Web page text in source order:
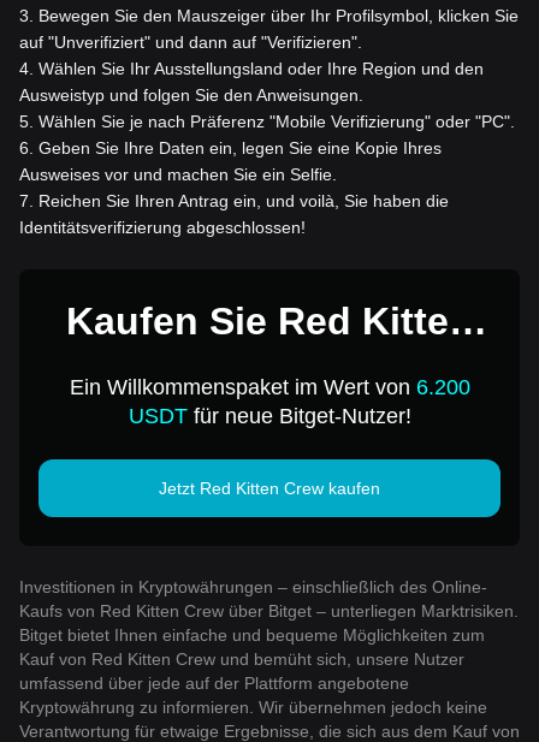
3
Bewegen Sie den Mauszeiger über Ihr Profilsymbol, klicken Sie
auf "Unverifiziert" und dann auf "Verifizieren".
4 Wählen Sie Ihr Ausstellungsland oder Ihre Region und den
Ausweistyp und folgen Sie den Anweisungen.
5 Wählen Sie je nach Präferenz "Mobile Verifizierung" oder "PC".
6 Geben Sie Ihre Daten ein, legen Sie eine Kopie Ihres
Ausweises vor und machen Sie ein Selfie.
7
Reichen Sie Ihren Antrag ein, und voilà, Sie haben die
Identitätsverifizierung abgeschlossen!
Kaufen Sie Red Kitten
Ein Willkommenspaket im Wert von 6.200
USDTfür neue Bitget-Nutzer!
Jetzt Red Kitten Crew kaufen
Investitionen in Kryptowährungen – einschließlich des Online-
Kaufs von Red Kitten Crew über Bitget – unterliegen Marktrisiken.
Bitget bietet Ihnen einfache und bequeme Möglichkeiten zum
Kauf von Red Kitten Crew und bemüht sich, unsere Nutzer
umfassend über jede auf der Plattform angebotene
Kryptowährung zu informieren. Wir übernehmen jedoch keine
Verantwortung für etwaige Ergebnisse, die sich aus dem Kauf von